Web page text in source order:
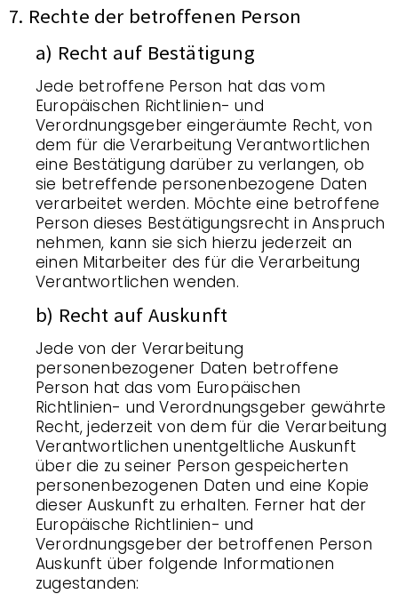
7. Rechte der betroffenen Person
a) Recht auf Bestätigung
Jede betroffene Person hat das vom
Europäischen Richtlinien- und
Verordnungsgeber eingeräumte Recht, von
dem für die Verarbeitung Verantwortlichen
eine Bestätigung darüber zu verlangen, ob
sie betreffende personenbezogene Daten
verarbeitet werden. Möchte eine betroffene
Person dieses Bestätigungsrecht in Anspruch
nehmen, kann sie sich hierzu jederzeit an
einen Mitarbeiter des für die Verarbeitung
Verantwortlichen wenden.
b) Recht auf Auskunft
Jede von der Verarbeitung
personenbezogener Daten betroffene
Person hat das vom Europäischen
Richtlinien- und Verordnungsgeber gewährte
Recht, jederzeit von dem für die Verarbeitung
Verantwortlichen unentgeltliche Auskunft
über die zu seiner Person gespeicherten
personenbezogenen Daten und eine Kopie
dieser Auskunft zu erhalten. Ferner hat der
Europäische Richtlinien- und
Verordnungsgeber der betroffenen Person
Auskunft über folgende Informationen
zugestanden: